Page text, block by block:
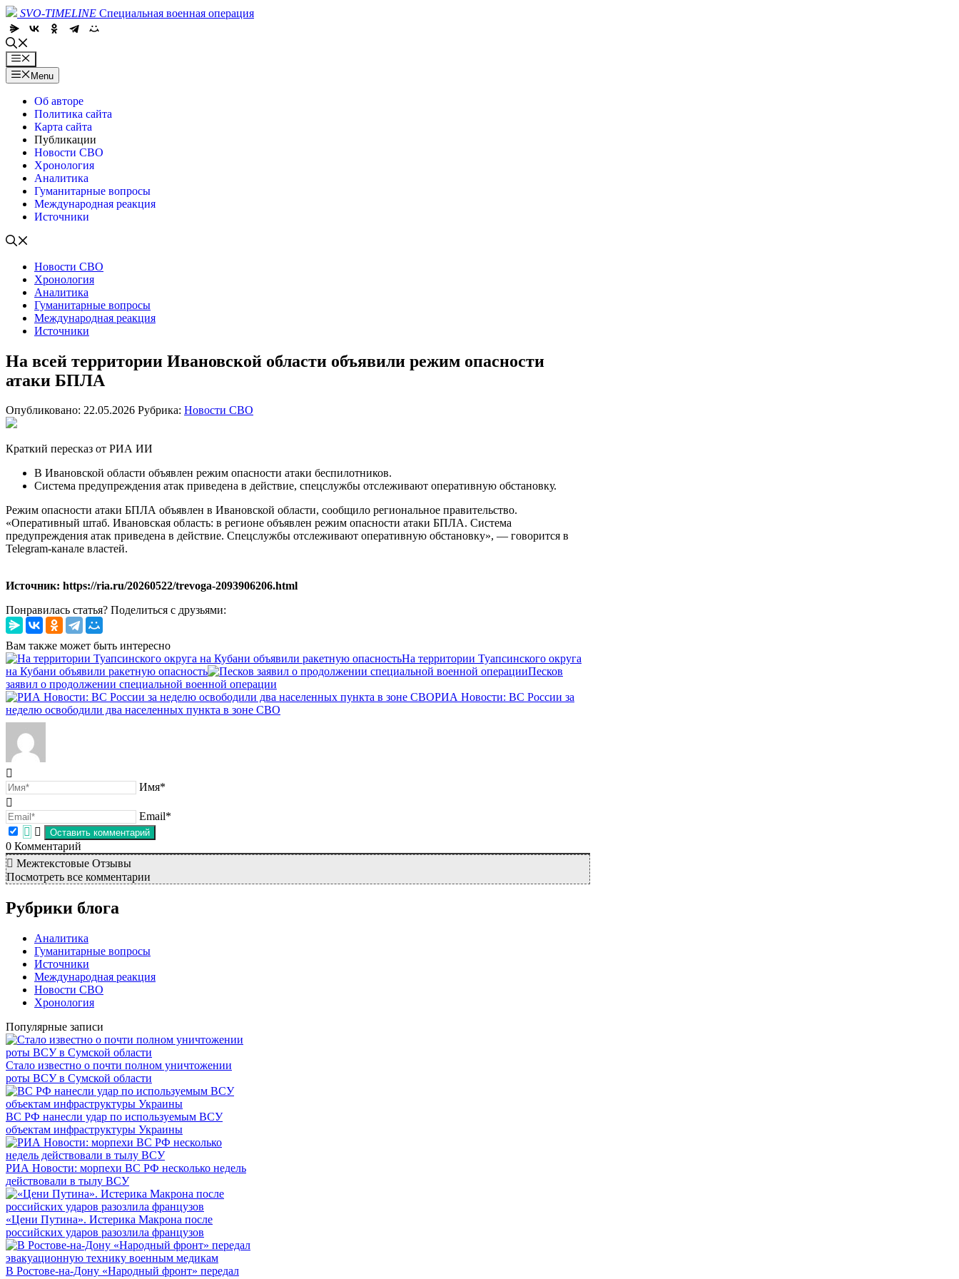
Skip
to
content
SVO-TIMELINE Специальная военная операция
Menu
Menu
Об авторе
Политика сайта
Карта сайта
Публикации
Новости СВО
Хронология
Аналитика
Гуманитарные вопросы
Международная реакция
Источники
Новости СВО
Хронология
Аналитика
Гуманитарные вопросы
Международная реакция
Источники
На всей территории Ивановской области объявили режим опасности
атаки БПЛА
Опубликовано: 22.05.2026 Рубрика: Новости СВО
Краткий пересказ от РИА ИИ
В Ивановской области объявлен режим опасности атаки беспилотников.
Система предупреждения атак приведена в действие, спецслужбы отслеживают оперативную обстановку.
Режим опасности атаки БПЛА объявлен в Ивановской области, сообщило региональное правительство.
«Оперативный штаб. Ивановская область: в регионе объявлен режим опасности атаки БПЛА. Система
предупреждения атак приведена в действие. Спецслужбы отслеживают оперативную обстановку», — говорится в
Telegram-канале властей.
Источник: https://ria.ru/20260522/trevoga-2093906206.html
Понравилась статья? Поделиться с друзьями:
Вам также может быть интересно
На территории Туапсинского округа
на Кубани объявили ракетную опасность
Песков
заявил о продолжении специальной военной операции
РИА Новости: ВС России за
неделю освободили два населенных пункта в зоне СВО
Имя*
Email*
0 Комментарий
Межтекстовые Отзывы
Посмотреть все комментарии
Рубрики блога
Аналитика
Гуманитарные вопросы
Источники
Международная реакция
Новости СВО
Хронология
Популярные записи
Стало известно о почти полном уничтожении
роты ВСУ в Сумской области
ВС РФ нанесли удар по используемым ВСУ
объектам инфраструктуры Украины
РИА Новости: морпехи ВС РФ несколько недель
действовали в тылу ВСУ
«Цени Путина». Истерика Макрона после
российских ударов разозлила французов
В Ростове-на-Дону «Народный фронт» передал